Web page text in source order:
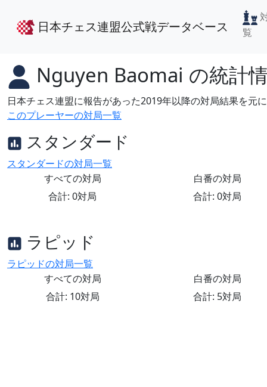
日本チェス連盟公式戦データベース
覧
Nguyen Baomai の統計
日本チェス連盟に報告があった2019年以降の対局結果を元
このプレーヤーの対局一覧
スタンダード
スタンダードの対局一覧
すべての対局
合計: 0対局
白番の対局
合計: 0対局
ラピッド
ラピッドの対局一覧
すべての対局
合計: 10対局
白番の対局
合計: 5対局